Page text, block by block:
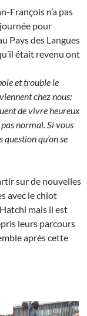
François n’a pas
pour
Pays des Langues
était revenu ont
et trouble le
chez nous;
de vivre heureux
normal. Si vous
qu’on se
sur de nouvelles
avec le chiot
mais il est
leurs parcours
après cette